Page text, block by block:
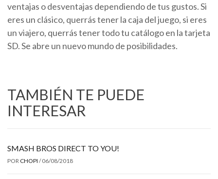
ventajas o desventajas dependiendo de tus gustos. Si
eres un clásico, querrás tener la caja del juego, si eres
un viajero, querrás tener todo tu catálogo en la tarjeta
SD. Se abre un nuevo mundo de posibilidades.
TAMBIÉN TE PUEDE
INTERESAR
SMASH BROS DIRECT TO YOU!
POR CHOPI / 06/08/2018